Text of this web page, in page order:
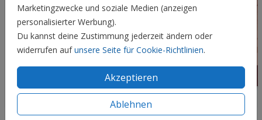
Marketingzwecke und soziale Medien (anzeigen
personalisierter Werbung).
Du kannst deine Zustimmung jederzeit ändern oder
widerrufen aufunsere Seite für Cookie-Richtlinien.
Akzeptieren
Ablehnen